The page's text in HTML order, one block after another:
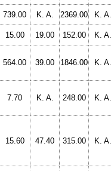
739.00 K. A. 2369.00 K. A.
15.00 19.00 152.00 K. A.
564.00 39.00 1846.00 K. A.
7.70 K. A. 248.00 K. A.
15.60 47.40 315.00 K. A.